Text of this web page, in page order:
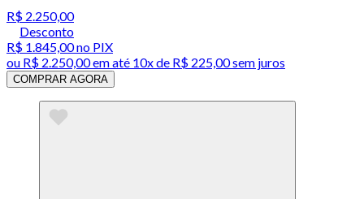
R$ 2.250,00
Desconto
R$ 1.845,00no PIX
ou R$ 2.250,00em até 10x de R$ 225,00 sem juros
COMPRAR AGORA